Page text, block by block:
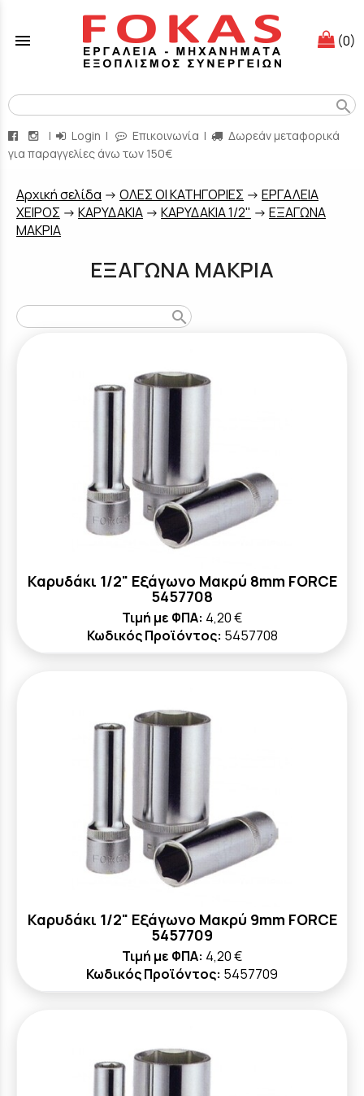
menu (0)
search
| Login | Επικοινωνία |
Δωρεάν μεταφορικά
για παραγγελίες άνω των 150€
Aρχική σελίδα -> ΟΛΕΣ ΟΙ ΚΑΤΗΓΟΡΙΕΣ -> ΕΡΓΑΛΕΙΑ
ΧΕΙΡΟΣ -> ΚΑΡΥΔΑΚΙΑ -> ΚΑΡΥΔΑΚΙΑ 1/2" -> ΕΞΑΓΩΝΑ
ΜΑΚΡΙΑ
ΕΞΑΓΩΝΑ ΜΑΚΡΙΑ
search
Καρυδάκι 1/2" Εξάγωνο Μακρύ 8mm FORCE
5457708
Τιμή με ΦΠΑ: 4,20 €
Κωδικός Προϊόντος: 5457708
Καρυδάκι 1/2" Εξάγωνο Μακρύ 9mm FORCE
5457709
Τιμή με ΦΠΑ: 4,20 €
Κωδικός Προϊόντος: 5457709